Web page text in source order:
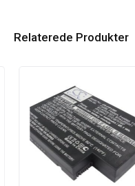
Relaterede Produkter